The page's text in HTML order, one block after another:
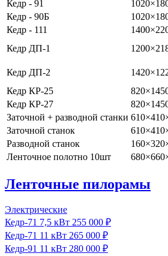
Кедр - 91
Кедр - 90Б
Кедр - 111
Кедр ДП-1
Кедр ДП-2
Кедр КР-25
Кедр КР-27
Заточной + разводной станки
Заточной станок
Разводной станок
Ленточное полотно 10шт
Ленточные пилорамы
Электрические
Кедр‑71 7,5 кВт 255 000 ₽
Кедр‑71 11 кВт 265 000 ₽
Кедр‑91 11 кВт 280 000 ₽